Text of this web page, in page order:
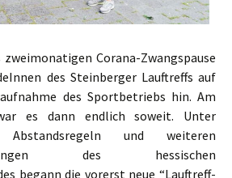
Corana-Zwangspause
des Steinberger Lauftreffs auf
des Sportbetriebs hin. Am
es dann endlich soweit. Unter
und weiteren
des hessischen
begann die vorerst neue “Lauftreff-